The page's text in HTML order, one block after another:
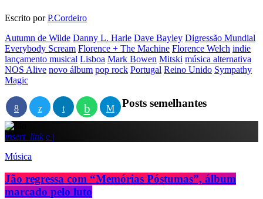
Escrito porP.Cordeiro
Autumn de Wilde Danny L. Harle Dave Bayley Digressão Mundial
Everybody Scream Florence + The Machine Florence Welch indie
lançamento musical Lisboa Mark Bowen Mitski música alternativa
NOS Alive novo álbum pop rock Portugal Reino Unido Sympathy
Magic
Posts semelhantes
insert_link
Música
Jão regressa com “Memórias Póstumas”, álbum
marcado pelo luto